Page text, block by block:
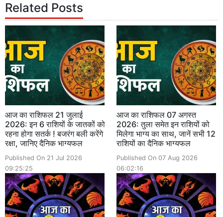
Related Posts
आज का राशिफल 21 जुलाई
2026: इन 6 राशियों के जातकों को
रहना होगा सतर्क ! बजरंग बली करेंगे
रक्षा, जानिए दैनिक भाग्यफल
Published On 21 Jul 2026
09:25:25
आज का राशिफल 07 अगस्त
2026: तुला समेत इन राशियों को
मिलेगा भाग्य का साथ, जानें सभी 12
राशियों का दैनिक भाग्यफल
Published On 07 Aug 2026
06:02:16